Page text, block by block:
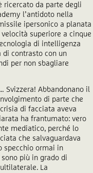
ricercato da parte degli
l’antidoto nella
ipersonico a planata
superiore a cinque
di intelligenza
di contrasto con un
per non sbagliare
Svizzera! Abbandonano il
di parte che
di facciata aveva
ha frantumato: vero
mediatico, perché lo
che salvaguardava
specchio ormai in
più in grado di
La